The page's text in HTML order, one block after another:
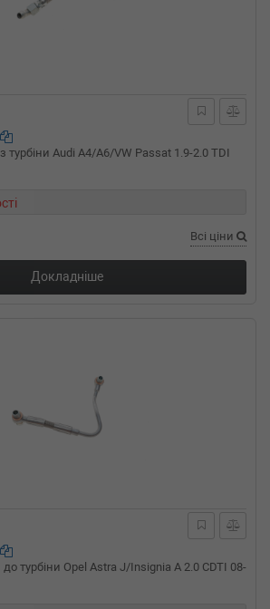
турбіни Audi A4/A6/VW Passat 1.9-2.0 TDI
Всі ціни
Докладніше
турбіни Opel Astra J/Insignia A 2.0 CDTI 08-